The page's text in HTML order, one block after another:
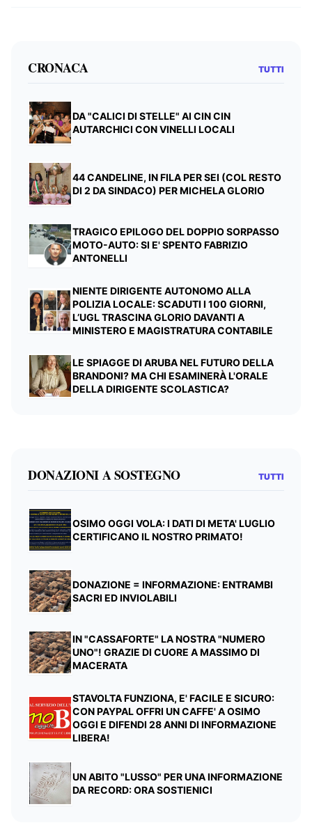
CRONACA TUTTI
DA "CALICI DI STELLE" AI CIN CIN
AUTARCHICI CON VINELLI LOCALI
44 CANDELINE, IN FILA PER SEI (COL RESTO
DI 2 DA SINDACO) PER MICHELA GLORIO
TRAGICO EPILOGO DEL DOPPIO SORPASSO
MOTO-AUTO: SI E' SPENTO FABRIZIO
ANTONELLI
NIENTE DIRIGENTE AUTONOMO ALLA
POLIZIA LOCALE: SCADUTI I 100 GIORNI,
L’UGL TRASCINA GLORIO DAVANTI A
MINISTERO E MAGISTRATURA CONTABILE
LE SPIAGGE DI ARUBA NEL FUTURO DELLA
BRANDONI? MA CHI ESAMINERÀ L'ORALE
DELLA DIRIGENTE SCOLASTICA?
DONAZIONI A SOSTEGNO TUTTI
OSIMO OGGI VOLA: I DATI DI META' LUGLIO
CERTIFICANO IL NOSTRO PRIMATO!
DONAZIONE = INFORMAZIONE: ENTRAMBI
SACRI ED INVIOLABILI
IN "CASSAFORTE" LA NOSTRA "NUMERO
UNO"! GRAZIE DI CUORE A MASSIMO DI
MACERATA
STAVOLTA FUNZIONA, E' FACILE E SICURO:
CON PAYPAL OFFRI UN CAFFE' A OSIMO
OGGI E DIFENDI 28 ANNI DI INFORMAZIONE
LIBERA!
UN ABITO "LUSSO" PER UNA INFORMAZIONE
DA RECORD: ORA SOSTIENICI